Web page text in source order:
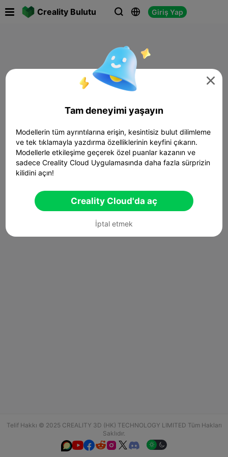
Creality Bulutu   Giriş Yap
Telif Hakkı © 2025 CREALITY 3D (HK) TECHNOLOGY LIMITED Tüm Hakları
Saklıdır.
  

Tam deneyimi yaşayın
Modellerin tüm ayrıntılarına erişin, kesintisiz bulut dilimleme
ve tek tıklamayla yazdırma özelliklerinin keyfini çıkarın.
Modellerle etkileşime geçerek özel puanlar kazanın ve
sadece Creality Cloud Uygulamasında daha fazla sürprizin
kilidini açın!
Creality Cloud'da aç
İptal etmek